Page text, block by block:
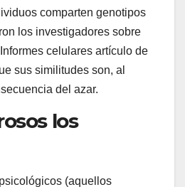
comparten genotipos
los investigadores sobre
Informes celulares artículo de
sus similitudes son, al
del azar.
los
(aquellos